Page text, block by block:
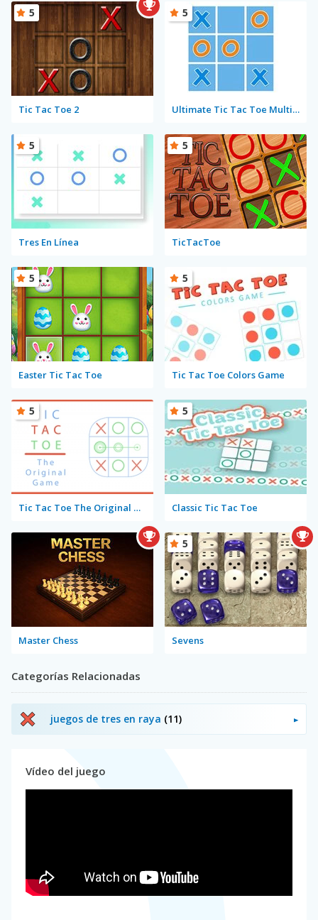
Tic Tac Toe 2
5
Ultimate Tic Tac Toe Multiplayer
5
Tres En Línea
5
TicTacToe
5
Easter Tic Tac Toe
5
Tic Tac Toe Colors Game
5
Tic Tac Toe The Original Game
5
Classic Tic Tac Toe
5
Master Chess Sevens
5
Categorías Relacionadas
juegos de tres en raya (11)
Vídeo del juego